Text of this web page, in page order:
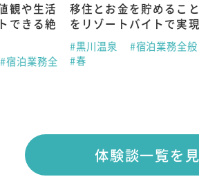
観や生活
できる絶
#宿泊業務全
移住とお金を貯めるこ
をリゾートバイトで実現
#黒川温泉 #宿泊業務全般
#春
体験談一覧を